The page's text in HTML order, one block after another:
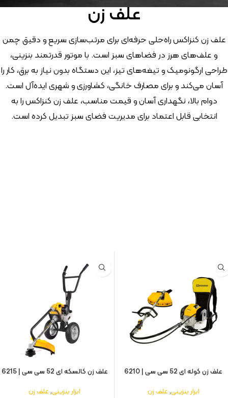
علف زن
علف زن کنزاکس راه‌حلی حرفه‌ای برای مرتب‌سازی سریع و دقیق چمن
و علف‌های هرز در فضاهای سبز است. با موتور قدرتمند بنزینی،
طراحی ارگونومیک و تیغه‌های تیز، این دستگاه بدون نیاز به برق، کار را
آسان می‌کند و برای مصارف خانگی، کشاورزی و شهری ایده‌آل است.
دوام بالا، نگهداری آسان و قیمت مناسب، علف زن کنزاکس را به
انتخابی قابل اعتماد برای مدیریت فضای سبز تبدیل کرده است.
علف زن کوله ای 52 سی سی | 6210
ابزار بنزینی,علف زن
علف زن کالسکه ای 52 سی سی | 6215
ابزار بنزینی,علف زن